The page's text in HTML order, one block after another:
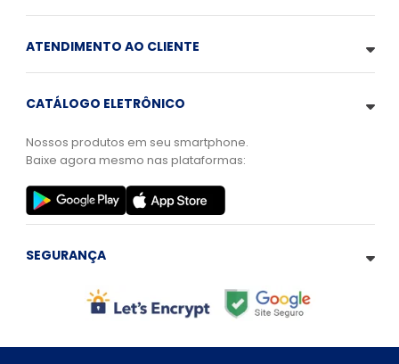
ATENDIMENTO AO CLIENTE
CATÁLOGO ELETRÔNICO
Nossos produtos em seu smartphone.
Baixe agora mesmo nas plataformas:
SEGURANÇA